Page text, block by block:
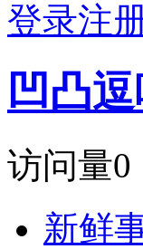
登录注
凹凸
访问量0
新鲜